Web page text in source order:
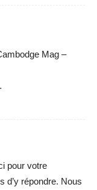
Mag –
pour votre
d’y répondre. Nous